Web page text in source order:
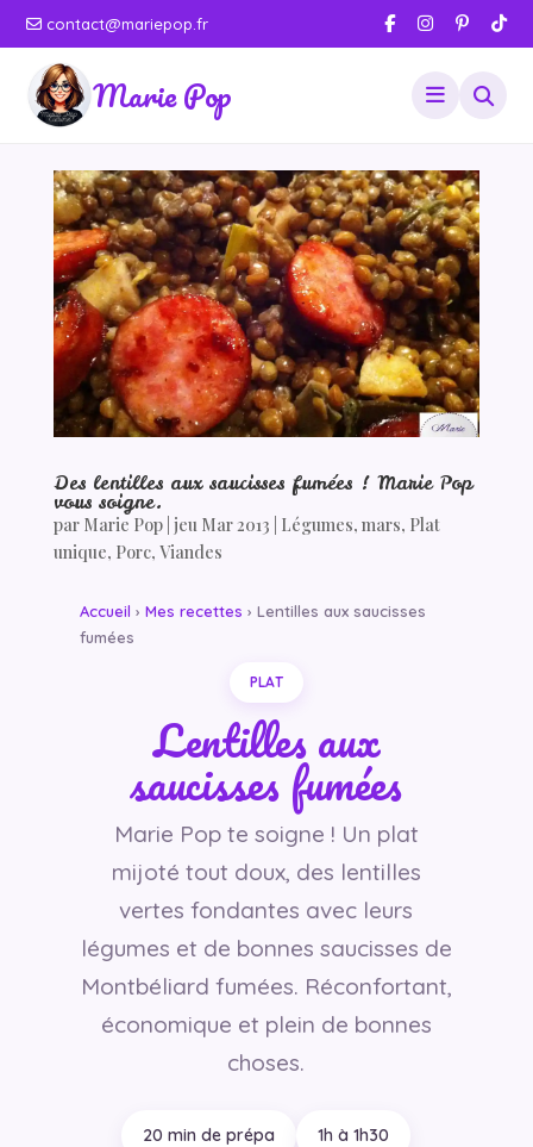
contact@mariepop.fr
Marie Pop
Des lentilles aux saucisses fumées ! Marie Pop
vous soigne.
par Marie Pop| jeu Mar 2013 Légumes, mars, Plat
unique, Porc, Viandes
Accueil › Mes recettes › Lentilles aux saucisses
fumées
PLAT
Lentilles aux
saucisses fumées
Marie Pop te soigne ! Un plat
mijoté tout doux, des lentilles
vertes fondantes avec leurs
légumes et de bonnes saucisses de
Montbéliard fumées. Réconfortant,
économique et plein de bonnes
choses.
20 min de prépa 1h à 1h30